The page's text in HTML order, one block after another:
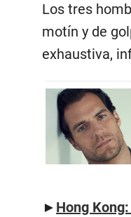
Los tres
motín y de
exhaustiva,
► Hong